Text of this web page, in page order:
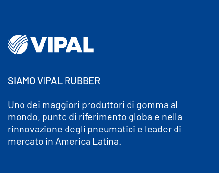
SIAMO VIPAL RUBBER
Uno dei maggiori produttori di gomma al
mondo, punto di riferimento globale nella
rinnovazione degli pneumatici e leader di
mercato in America Latina.